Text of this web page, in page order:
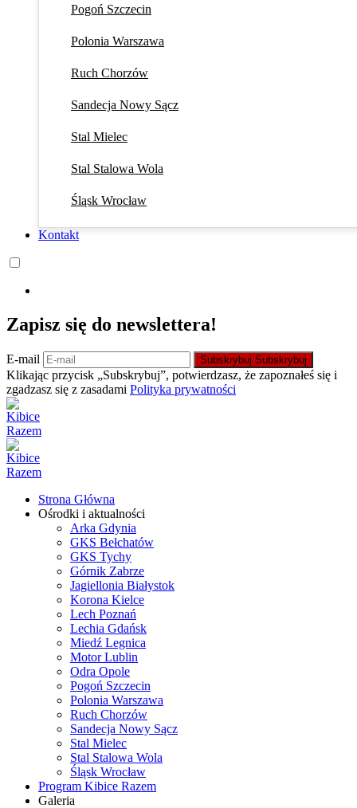
Pogoń Szczecin
Polonia Warszawa
Ruch Chorzów
Sandecja Nowy Sącz
Stal Mielec
Stal Stalowa Wola
Śląsk Wrocław
Kontakt
Zapisz się do newslettera!
E-mail Subskrybuj Subskrybuj
Klikając przycisk „Subskrybuj”, potwierdzasz, że zapoznałeś się i
zgadzasz się z zasadami Polityka prywatności
Strona Główna
Ośrodki i aktualności
Arka Gdynia
GKS Bełchatów
GKS Tychy
Górnik Zabrze
Jagiellonia Białystok
Korona Kielce
Lech Poznań
Lechia Gdańsk
Miedź Legnica
Motor Lublin
Odra Opole
Pogoń Szczecin
Polonia Warszawa
Ruch Chorzów
Sandecja Nowy Sącz
Stal Mielec
Stal Stalowa Wola
Śląsk Wrocław
Program Kibice Razem
Galeria